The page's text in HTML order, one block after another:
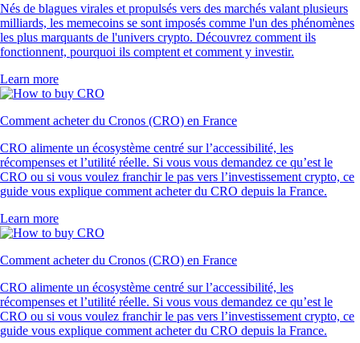
Nés de blagues virales et propulsés vers des marchés valant plusieurs
milliards, les memecoins se sont imposés comme l'un des phénomènes
les plus marquants de l'univers crypto. Découvrez comment ils
fonctionnent, pourquoi ils comptent et comment y investir.
Learn more
Comment acheter du Cronos (CRO) en France
CRO alimente un écosystème centré sur l’accessibilité, les
récompenses et l’utilité réelle. Si vous vous demandez ce qu’est le
CRO ou si vous voulez franchir le pas vers l’investissement crypto, ce
guide vous explique comment acheter du CRO depuis la France.
Learn more
Comment acheter du Cronos (CRO) en France
CRO alimente un écosystème centré sur l’accessibilité, les
récompenses et l’utilité réelle. Si vous vous demandez ce qu’est le
CRO ou si vous voulez franchir le pas vers l’investissement crypto, ce
guide vous explique comment acheter du CRO depuis la France.